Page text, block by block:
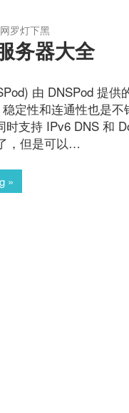
网罗灯下黑
务器大全
由 DNSPod 提
定性和连通性也是
时支持 IPv6 DNS 和
，但是可以…